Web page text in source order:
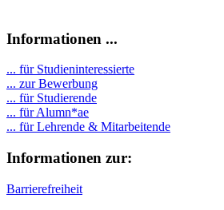
Informationen ...
... für Studieninteressierte
... zur Bewerbung
... für Studierende
... für Alumn*ae
... für Lehrende & Mitarbeitende
Informationen zur:
Barrierefreiheit